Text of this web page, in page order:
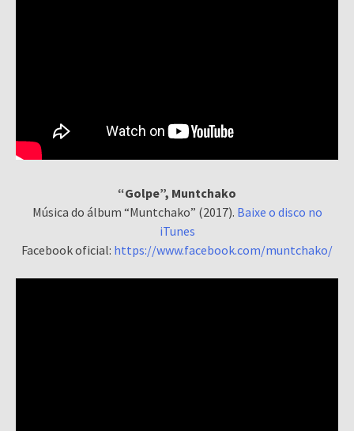
“Golpe”, Muntchako
Música do álbum “Muntchako” (2017). Baixe o disco no
iTunes
Facebook oficial: https://www.facebook.com/muntchako/